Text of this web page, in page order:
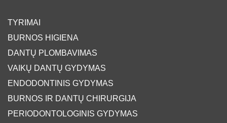
TYRIMAI
BURNOS HIGIENA
DANTŲ PLOMBAVIMAS
VAIKŲ DANTŲ GYDYMAS
ENDODONTINIS GYDYMAS
BURNOS IR DANTŲ CHIRURGIJA
PERIODONTOLOGINIS GYDYMAS